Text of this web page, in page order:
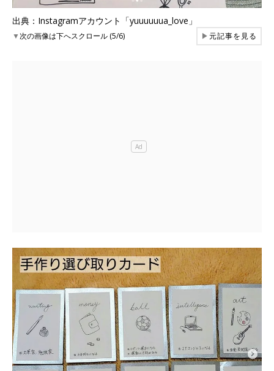
出典：Instagramアカウント「yuuuuuua_love」
▼次の画像は下へスクロール (5/6) ▶元記事を見る